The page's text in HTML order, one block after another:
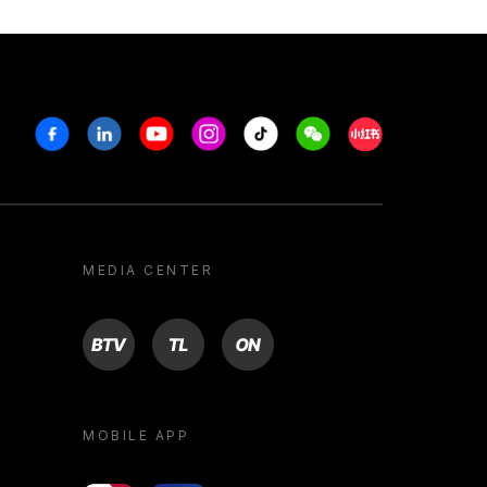
FacebookLinkedinYoutubeInstagram
Tiktok WeechatXiaohongshu/
MEDIA CENTER
BTV TL ON
MOBILE APP